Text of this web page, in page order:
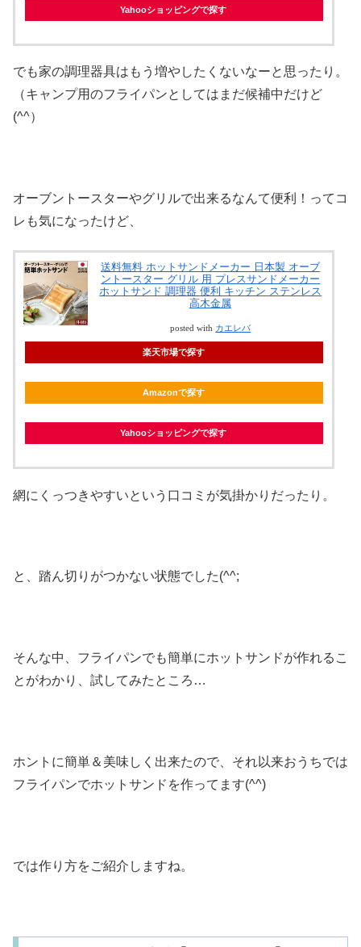
Yahooショッピングで探す
でも家の調理器具はもう増やしたくないなーと思ったり。
（キャンプ用のフライパンとしてはまだ候補中だけど
(^^）
オーブントースターやグリルで出来るなんて便利！ってコ
レも気になったけど、
送料無料 ホットサンドメーカー 日本製 オーブ
ントースター グリル 用 プレスサンドメーカー
ホットサンド 調理器 便利 キッチン ステンレス
高木金属
posted with カエレバ
楽天市場で探す
Amazonで探す
Yahooショッピングで探す
網にくっつきやすいという口コミが気掛かりだったり。
と、踏ん切りがつかない状態でした(^^;
そんな中、フライパンでも簡単にホットサンドが作れるこ
とがわかり、試してみたところ…
ホントに簡単＆美味しく出来たので、それ以来おうちでは
フライパンでホットサンドを作ってます(^^)
では作り方をご紹介しますね。